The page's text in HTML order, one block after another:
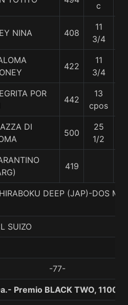
c
NINA 408
11
3/4
422
11
3/4
POR
442
13
cpos
DI
500
25
1/2
419
DEEP (JAP)-DOS
SUIZO
-77-
Premio BLACK TWO, 1100